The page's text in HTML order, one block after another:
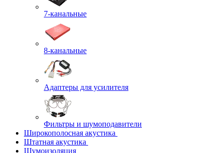
7-канальные
8-канальные
Адаптеры для усилителя
Фильтры и шумоподавители
Широкополосная акустика
Штатная акустика
Шумоизоляция